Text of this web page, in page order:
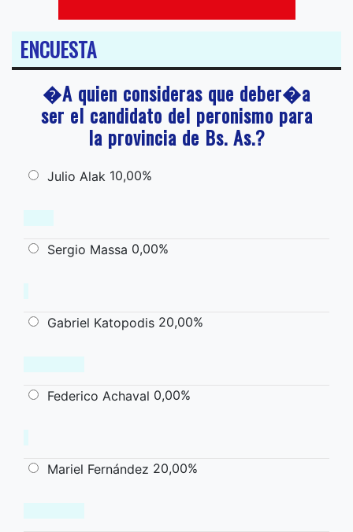
ENCUESTA
�A quien consideras que deber�a
ser el candidato del peronismo para
la provincia de Bs. As.?
Julio Alak 10,00%
Sergio Massa 0,00%
Gabriel Katopodis 20,00%
Federico Achaval 0,00%
Mariel Fernández 20,00%